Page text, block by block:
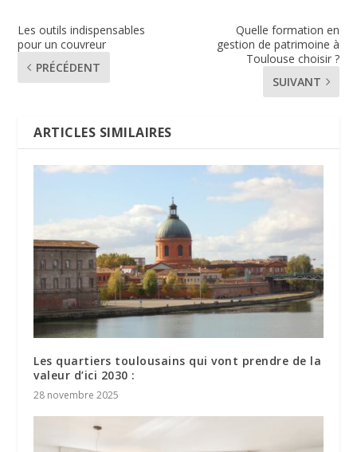
Les outils indispensables
pour un couvreur
PRÉCÉDENT
Quelle formation en
gestion de patrimoine à
Toulouse choisir ?
SUIVANT
ARTICLES SIMILAIRES
Les quartiers toulousains qui vont prendre de la
valeur d’ici 2030 :
28 novembre 2025